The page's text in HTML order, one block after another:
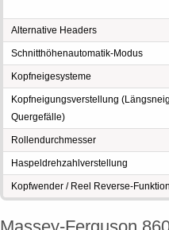
Alternative Headers
Schnitthöhenautomatik-Modus
Kopfneigesysteme
Kopfneigungsverstellung
Quergefälle)
Rollendurchmesser
Haspeldrehzahlverstellung
Kopfwender / Reel Reverse-Funktion